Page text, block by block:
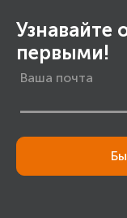
Узнавайте
первыми!